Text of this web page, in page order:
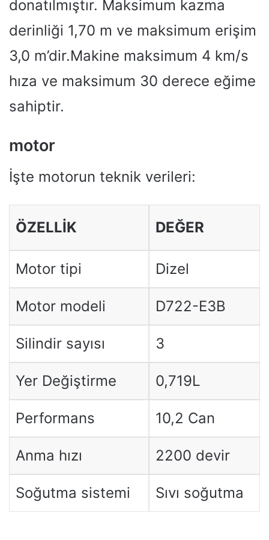
donatılmıştır. Maksimum kazma
derinliği 1,70 m ve maksimum erişim
3,0 m’dir.Makine maksimum 4 km/s
hıza ve maksimum 30 derece eğime
sahiptir.
motor
İşte motorun teknik verileri:
ÖZELLIK DEĞER
Motor tipi Dizel
Motor modeli D722-E3B
Silindir sayısı 3
Yer Değiştirme 0,719L
Performans 10,2 Can
Anma hızı 2200 devir
Soğutma sistemi Sıvı soğutma